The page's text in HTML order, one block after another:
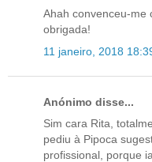
Ahah convenceu-me
obrigada!
11 janeiro, 2018
Anónimo disse...
Sim cara Rita,
pediu à Pipoca
profissional, porque